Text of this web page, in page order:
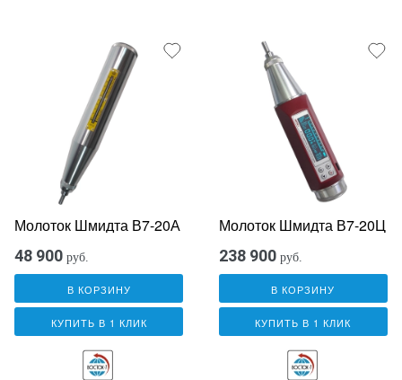
Молоток Шмидта В7-20А
48 900 руб.
В КОРЗИНУ
КУПИТЬ В 1 КЛИК
Молоток Шмидта В7-20Ц
238 900 руб.
В КОРЗИНУ
КУПИТЬ В 1 КЛИК